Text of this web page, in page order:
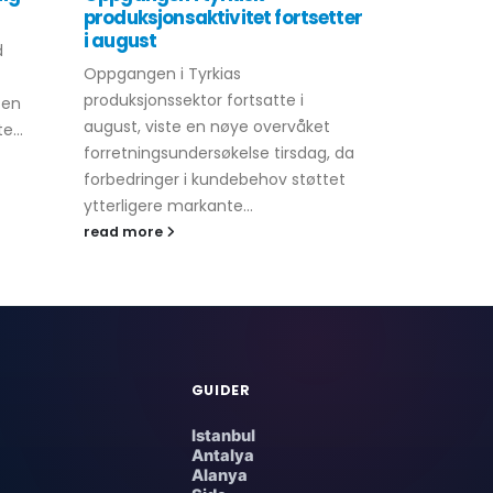
produksjonsaktivitet fortsetter
i august
Oppgangen i Tyrkias
produksjonssektor fortsatte i
august, viste en nøye overvåket
forretningsundersøkelse tirsdag, da
forbedringer i kundebehov støttet
ytterligere markante...
read more
GUIDER
Istanbul
Antalya
Alanya